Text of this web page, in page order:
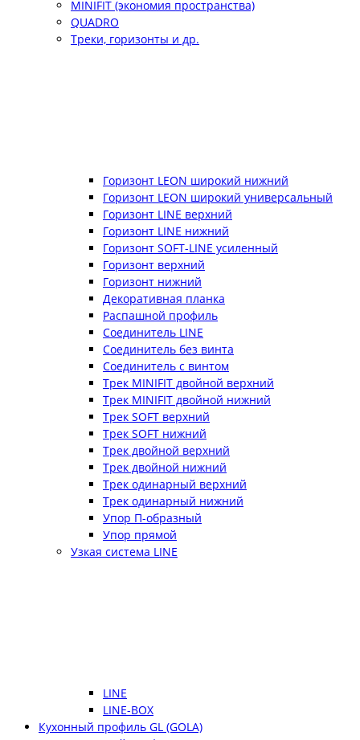
MINIFIT (экономия пространства)
QUADRO
Треки, горизонты и др.
Горизонт LEON широкий нижний
Горизонт LEON широкий универсальный
Горизонт LINE верхний
Горизонт LINE нижний
Горизонт SOFT-LINE усиленный
Горизонт верхний
Горизонт нижний
Декоративная планка
Распашной профиль
Соединитель LINE
Соединитель без винта
Соединитель с винтом
Трек MINIFIT двойной верхний
Трек MINIFIT двойной нижний
Трек SOFT верхний
Трек SOFT нижний
Трек двойной верхний
Трек двойной нижний
Трек одинарный верхний
Трек одинарный нижний
Упор П-образный
Упор прямой
Узкая система LINE
LINE
LINE-BOX
Кухонный профиль GL (GOLA)